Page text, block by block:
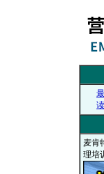
麦肯
理培